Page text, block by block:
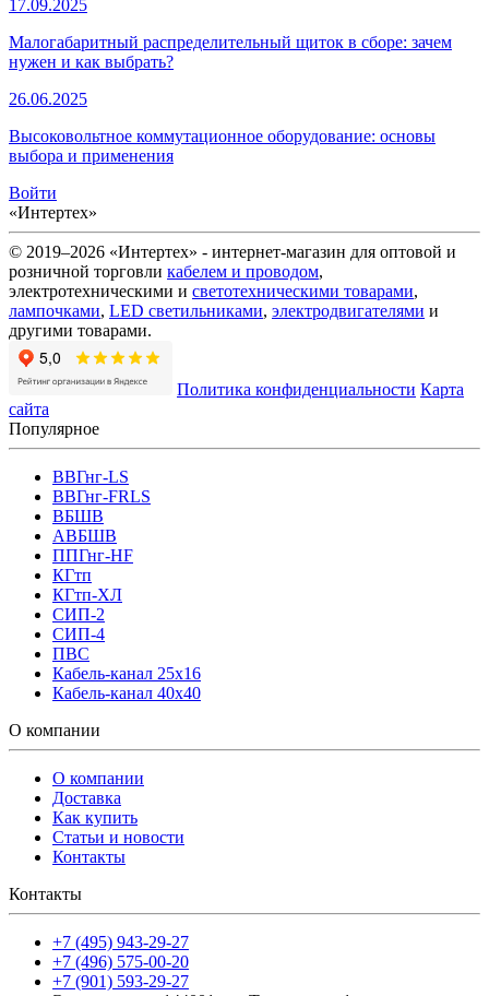
17.09.2025
Малогабаритный распределительный щиток в сборе: зачем
нужен и как выбрать?
26.06.2025
Высоковольтное коммутационное оборудование: основы
выбора и применения
Войти
«Интертех»
© 2019–2026 «Интертех» - интернет-магазин для оптовой и
розничной торговли кабелем и проводом,
электротехническими и светотехническими товарами,
лампочками, LED светильниками, электродвигателями и
другими товарами.
Политика конфиденциальности Карта
сайта
Популярное
ВВГнг-LS
ВВГнг-FRLS
ВБШВ
АВБШВ
ППГнг-HF
КГтп
КГтп-ХЛ
СИП-2
СИП-4
ПВС
Кабель-канал 25х16
Кабель-канал 40х40
О компании
О компании
Доставка
Как купить
Статьи и новости
Контакты
Контакты
+7 (495) 943-29-27
+7 (496) 575-00-20
+7 (901) 593-29-27